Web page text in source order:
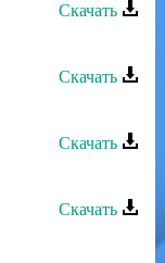
Скачать
Скачать
Скачать
Скачать